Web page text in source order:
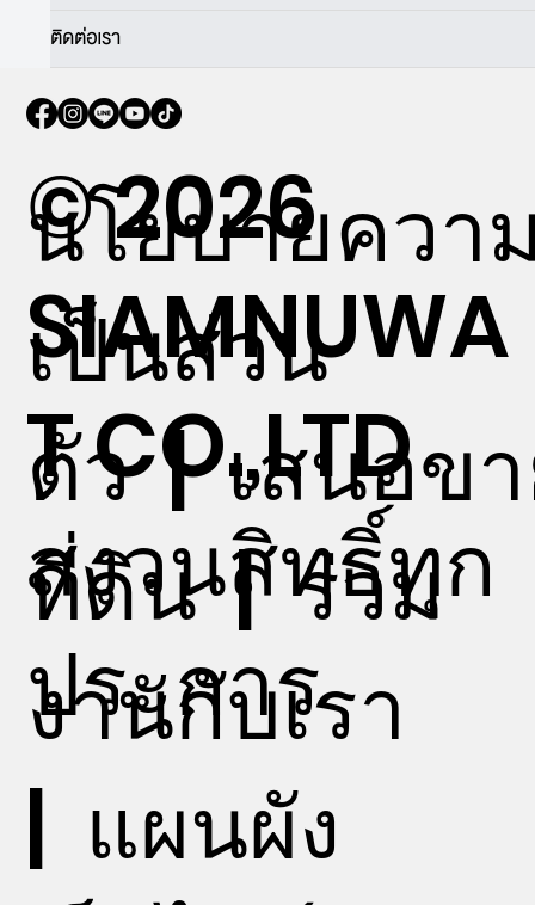
© 2026
SIAMNUWA
T CO.,LTD
สงวนสิทธิ์ทุก
ประการ
นโยบายควา
เป็นส่วน
ตัว|เสนอข
ที่ดิน|ร่วม
งานกับเรา
| แผนผัง
ติดต่อเรา